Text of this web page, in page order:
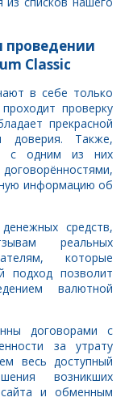
проведении
Classic
в себе только
проверку
прекрасной
доверия. Также,
с одним из них
информацию об
средств,
реальных
которые
подход позволит
валютной
договорами с
за утрату
весь доступный
возникших
и обменным